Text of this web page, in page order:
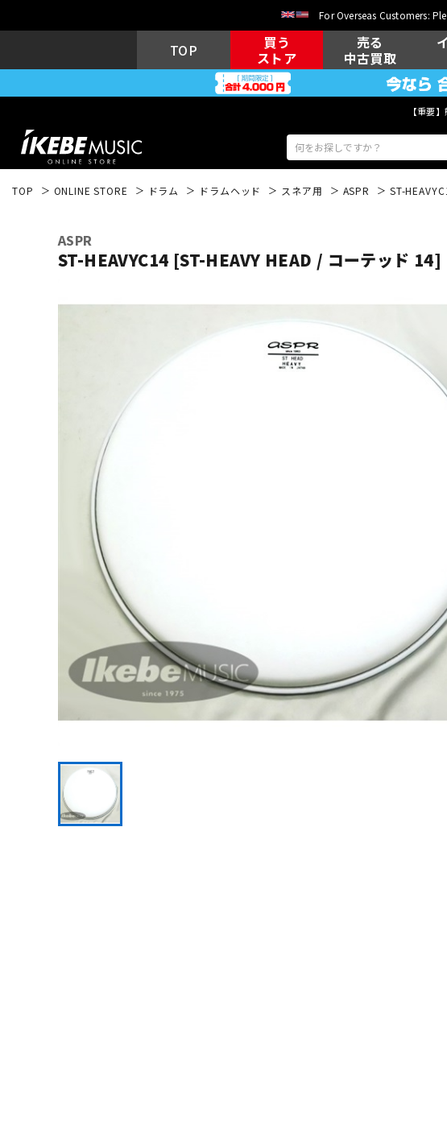
For Overseas Customers:
TOP
買う
ストア
売る
中古買取
【重要
キーボード 電子ピアノ
DJ機器
TOP ONLINE STORE ドラム ドラムヘッド スネア用 ASPR ST-
ASPR
ST-HEAVYC14 [ST-HEAVY HEAD / コーテッド 14]